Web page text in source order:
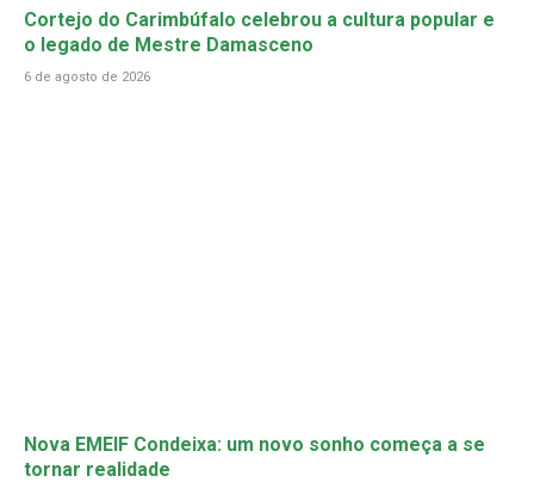
Cortejo do Carimbúfalo celebrou a cultura popular e
o legado de Mestre Damasceno
6 de agosto de 2026
Nova EMEIF Condeixa: um novo sonho começa a se
tornar realidade